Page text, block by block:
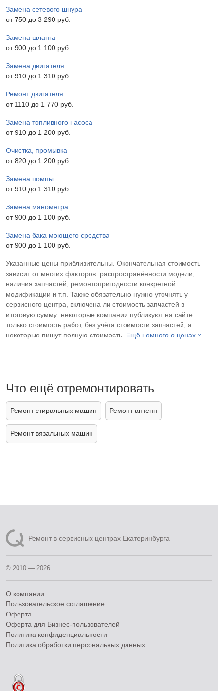
Замена сетевого шнура
от 750 до 3 290 pyб.
Замена шланга
от 900 до 1 100 pyб.
Замена двигателя
от 910 до 1 310 pyб.
Ремонт двигателя
от 1110 до 1 770 pyб.
Замена топливного насоса
от 910 до 1 200 pyб.
Очистка, промывка
от 820 до 1 200 pyб.
Замена помпы
от 910 до 1 310 pyб.
Замена манометра
от 900 до 1 100 pyб.
Замена бака моющего средства
от 900 до 1 100 pyб.
Указанные цены приблизительны. Окончательная стоимость
зависит от многих факторов: распространённости модели,
наличия запчастей, ремонтопригодности конкретной
модификации и т.п. Также обязательно нужно уточнять у
сервисного центра, включена ли стоимость запчастей в
итоговую сумму: некоторые компании публикуют на сайте
только стоимость работ, без учёта стоимости запчастей, а
некоторые пишут полную стоимость. Ещё немного о ценах
Что ещё отремонтировать
Ремонт стиральных машин Ремонт антенн
Ремонт вязальных машин
Ремонт в сервисных центрах Екатеринбурга
© 2010 — 2026
О компании
Пользовательское соглашение
Оферта
Оферта для Бизнес-пользователей
Политика конфиденциальности
Политика обработки персональных данных